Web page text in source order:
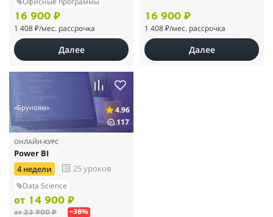
16 900 ₽
1 408 ₽/мес. рассрочка
Далее
16 900 ₽
1 408 ₽/мес. рассрочка
Далее
«Бруноям»
4.96
117
ОНЛАЙН-КУРС
Power BI
4 недели
25 уроков
Data Science
от 14 900 ₽
от 23 900 ₽ –38%